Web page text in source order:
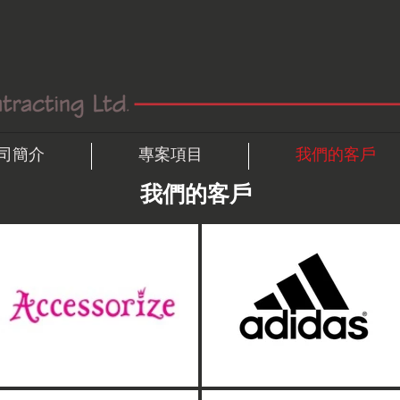
簡介 專案項目 我們的客戶
我們的客戶